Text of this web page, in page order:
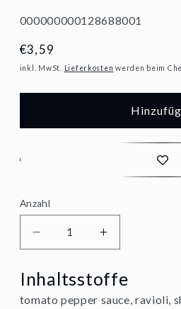
SKU:
000000000128688001
Normaler
Preis
€3,59
inkl. MwSt. Lieferkosten werden beim
Anzahl
Menge
Menge
Inhaltsstoffe
tomato pepper sauce, ravioli,